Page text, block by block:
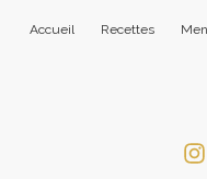
Accueil Recettes